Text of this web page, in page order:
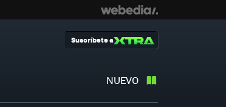
NUEVO
Suscríbete a